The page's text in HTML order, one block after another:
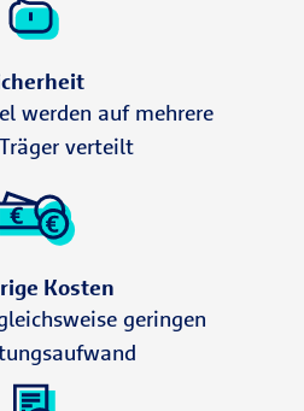
werden auf mehrere
verteilt
Kosten
geringen